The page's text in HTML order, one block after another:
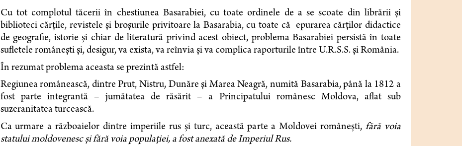
Cu tot complotul tăcerii în chestiunea Basarabiei, cu toate ordinele de a se scoate din librării şi
biblioteci cărţile, revistele şi broşurile privitoare la Basarabia, cu toate că epurarea cărţilor didactice
de geografie, istorie şi chiar de literatură privind acest obiect, problema Basarabiei persistă în toate
sufletele româneşti şi, desigur, va exista, va reînvia şi va complica raporturile între U.R.S.S. şi România.
În rezumat problema aceasta se prezintă astfel:
Regiunea românească, dintre Prut, Nistru, Dunăre şi Marea Neagră, numită Basarabia, până la 1812 a
fost parte integrantă – jumătatea de răsărit – a Principatului românesc Moldova, aflat sub
suzeranitatea turcească.
Ca urmare a războaielor dintre imperiile rus şi turc, această parte a Moldovei româneşti,fără voia
statului moldovenesc şi fără voia populaţiei, a fost anexată de Imperiul Rus.